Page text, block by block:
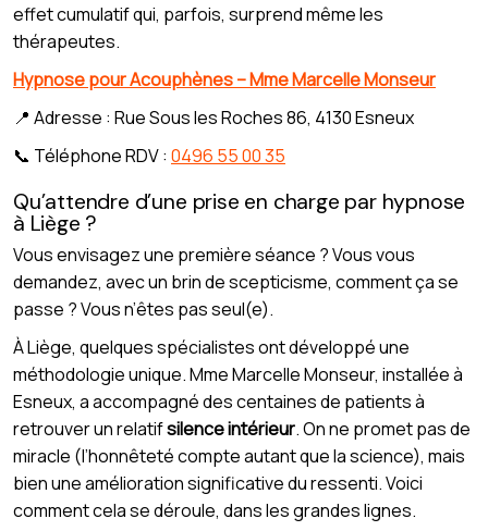
effet cumulatif qui, parfois, surprend même les
thérapeutes.
Hypnose pour Acouphènes – Mme Marcelle Monseur
📍 Adresse : Rue Sous les Roches 86, 4130 Esneux
📞 Téléphone RDV : 0496 55 00 35
Qu’attendre d’une prise en charge par hypnose
à Liège ?
Vous envisagez une première séance ? Vous vous
demandez, avec un brin de scepticisme, comment ça se
passe ? Vous n’êtes pas seul(e).
À Liège, quelques spécialistes ont développé une
méthodologie unique. Mme Marcelle Monseur, installée à
Esneux, a accompagné des centaines de patients à
retrouver un relatifsilence intérieur. On ne promet pas de
miracle (l’honnêteté compte autant que la science), mais
bien une amélioration significative du ressenti. Voici
comment cela se déroule, dans les grandes lignes.